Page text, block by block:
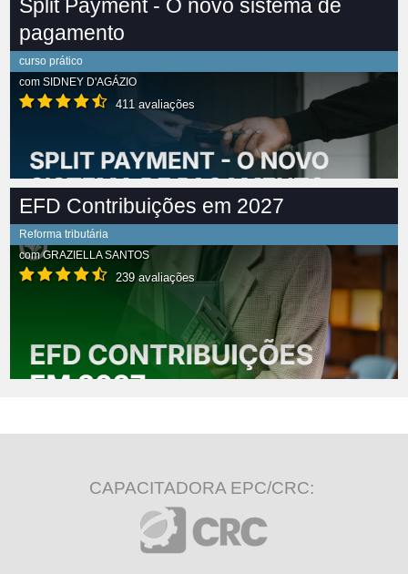
Split Payment - O novo sistema de
pagamento
curso prático
com SIDNEY D'AGÁZIO
411 avaliações
EFD Contribuições em 2027
Reforma tributária
comGRAZIELLA SANTOS
239 avaliações
CAPACITADORA EPC/CRC: